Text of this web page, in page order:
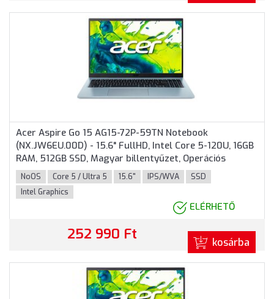
Acer Aspire Go 15 AG15-72P-59TN Notebook
(NX.JW6EU.00D) - 15.6" FullHD, Intel Core 5-120U, 16GB
RAM, 512GB SSD, Magyar billentyűzet, Operációs
rendszer nélkül, 3 év garancia, Kék színben
NoOS Core 5 / Ultra 5 15.6" IPS/WVA
SSD
Intel Graphics
ELÉRHETŐ
252 990 Ft kosárba